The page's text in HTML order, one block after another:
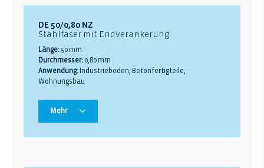
DE 50/0,80 NZ
Stahlfaser mit Endverankerung
Länge: 50 mm
Durchmesser: 0,80 mm
Anwendung: Industrieboden, Betonfertigteile,
Wohnungsbau
Mehr